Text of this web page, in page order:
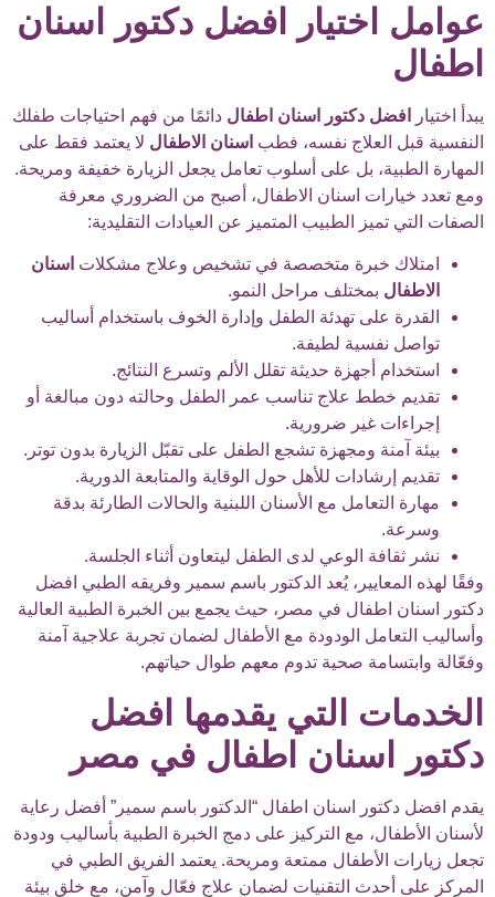
عوامل اختيار افضل دكتور اسنان
اطفال
يبدأ اختيار افضل دكتور اسنان اطفال دائمًا من فهم احتياجات طفلك
النفسية قبل العلاج نفسه، فطب اسنان الاطفال لا يعتمد فقط على
المهارة الطبية، بل على أسلوب تعامل يجعل الزيارة خفيفة ومريحة.
ومع تعدد خيارات اسنان الاطفال، أصبح من الضروري معرفة
الصفات التي تميز الطبيب المتميز عن العيادات التقليدية:
امتلاك خبرة متخصصة في تشخيص وعلاج مشكلات اسنان
الاطفال بمختلف مراحل النمو.
القدرة على تهدئة الطفل وإدارة الخوف باستخدام أساليب
تواصل نفسية لطيفة.
استخدام أجهزة حديثة تقلل الألم وتسرع النتائج.
تقديم خطط علاج تناسب عمر الطفل وحالته دون مبالغة أو
إجراءات غير ضرورية.
بيئة آمنة ومجهزة تشجع الطفل على تقبّل الزيارة بدون توتر.
تقديم إرشادات للأهل حول الوقاية والمتابعة الدورية.
مهارة التعامل مع الأسنان اللبنية والحالات الطارئة بدقة
وسرعة.
نشر ثقافة الوعي لدى الطفل ليتعاون أثناء الجلسة.
وفقًا لهذه المعايير، يُعد الدكتور باسم سمير وفريقه الطبي افضل
دكتور اسنان اطفال في مصر، حيث يجمع بين الخبرة الطبية العالية
وأساليب التعامل الودودة مع الأطفال لضمان تجربة علاجية آمنة
وفعّالة وابتسامة صحية تدوم معهم طوال حياتهم.
الخدمات التي يقدمها افضل
دكتور اسنان اطفال في مصر
يقدم افضل دكتور اسنان اطفال “الدكتور باسم سمير” أفضل رعاية
لأسنان الأطفال، مع التركيز على دمج الخبرة الطبية بأساليب ودودة
تجعل زيارات الأطفال ممتعة ومريحة. يعتمد الفريق الطبي في
المركز على أحدث التقنيات لضمان علاج فعّال وآمن، مع خلق بيئة